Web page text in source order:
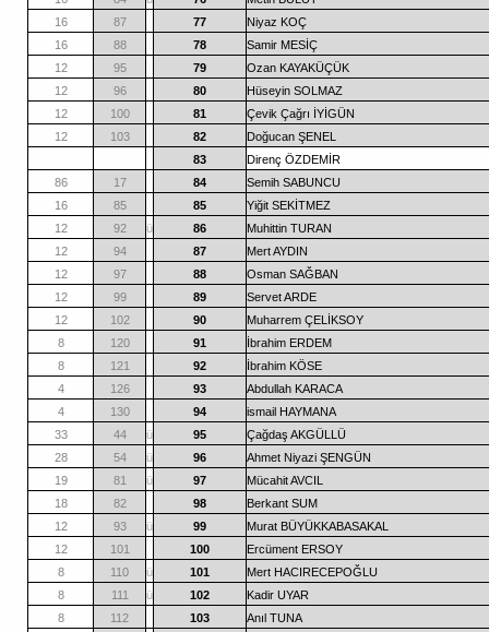
16
87 77
Niyaz KOÇ
16
88 78
Samir MESİÇ
12
95 79
Ozan KAYAKÜÇÜK
12
96 80
Hüseyin SOLMAZ
12
100 81
Çevik Çağrı İYİGÜN
12
103 82
Doğucan ŞENEL
83
Direnç ÖZDEMİR
86
17 84
Semih SABUNCU
16
85 85
Yiğit SEKİTMEZ
12
92 ü 86
Muhittin TURAN
12
94 87
Mert AYDIN
12
97 88
Osman SAĞBAN
12
99 89
Servet ARDE
12
102 90
Muharrem ÇELİKSOY
8
120 91
İbrahim ERDEM
8
121 92
İbrahim KÖSE
4
126 93
Abdullah KARACA
4
130 94
ismail HAYMANA
33
44 ü 95
Çağdaş AKGÜLLÜ
28
54 ü 96
Ahmet Niyazi ŞENGÜN
19
81 ü 97
Mücahit AVCIL
18
82 98
Berkant SUM
12
93 ü 99
Murat BÜYÜKKABASAKAL
12
101 100
Ercüment ERSOY
8
110 ü 101
Mert HACIRECEPOĞLU
8
111 ü 102
Kadir UYAR
8
112 103
Anıl TUNA